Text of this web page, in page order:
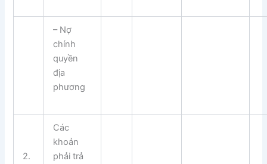
– Nợ
chính
quyền
địa
phương
2.
Các
khoản
phải trả